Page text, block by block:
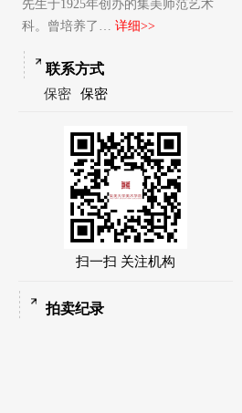
先生于1925年创办的集美师范艺术
科。曾培养了… 详细>>
联系方式
保密 保密
扫一扫 关注机构
拍卖纪录